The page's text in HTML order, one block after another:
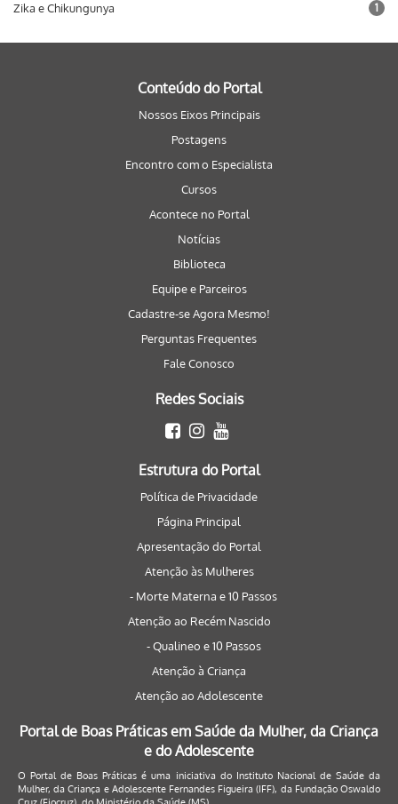
Zika e Chikungunya 1
Conteúdo do Portal
Nossos Eixos Principais
Postagens
Encontro com o Especialista
Cursos
Acontece no Portal
Notícias
Biblioteca
Equipe e Parceiros
Cadastre-se Agora Mesmo!
Perguntas Frequentes
Fale Conosco
Redes Sociais
Estrutura do Portal
Política de Privacidade
Página Principal
Apresentação do Portal
Atenção às Mulheres
- Morte Materna e 10 Passos
Atenção ao Recém Nascido
- Qualineo e 10 Passos
Atenção à Criança
Atenção ao Adolescente
Portal de Boas Práticas em Saúde da Mulher, da Criança
e do Adolescente
O Portal de Boas Práticas é uma iniciativa do Instituto Nacional de Saúde da
Mulher, da Criança e Adolescente Fernandes Figueira (IFF), da Fundação Oswaldo